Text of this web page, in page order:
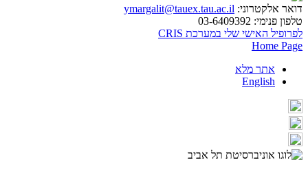
דואר אלקטרוני: ymargalit@tauex.tau.ac.il
טלפון פנימי:
לפרופיל האישי שלי במערכת CRIS
Home Page
אתר מלא
English